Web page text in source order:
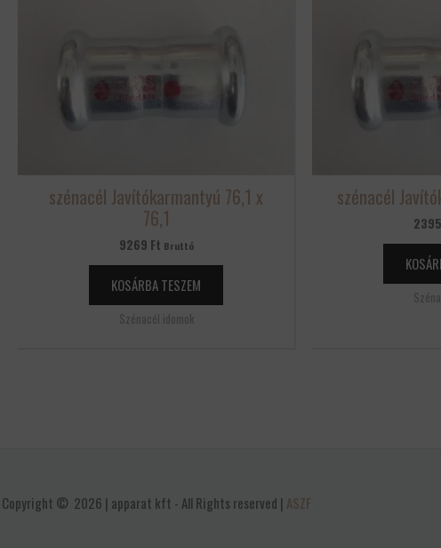
szénacél Javítókarmantyú 76,1 x
76,1
9269 Ft Bruttó
KOSÁRBA TESZEM
Szénacél idomok
szénacél
2395
Copyright © 2026 | apparat kft - All Rights reserved | ASZF